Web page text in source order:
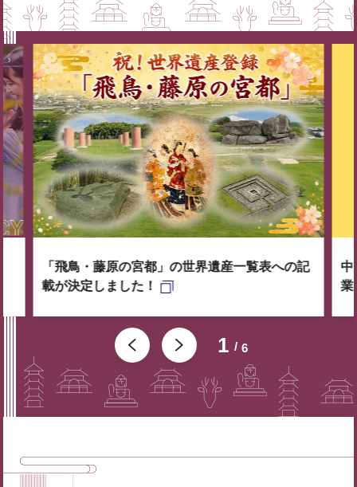
1 6
「飛鳥・藤原の宮都」の世界遺産一覧表への記
載が決定しました！
中
業